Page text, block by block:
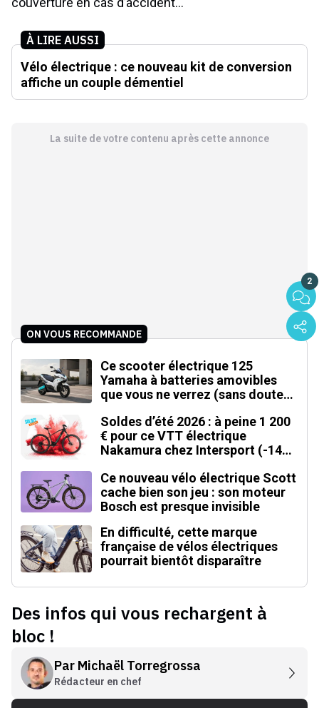
À LIRE AUSSI
Vélo électrique : ce nouveau kit de conversion
affiche un couple démentiel
La suite de votre contenu après cette annonce
2
ON VOUS RECOMMANDE
Ce scooter électrique 125
Yamaha à batteries amovibles
que vous ne verrez (sans doute)
Soldes d’été 2026 : à peine 1 200
€ pour ce VTT électrique
Nakamura chez Intersport (-14
Ce nouveau vélo électrique Scott
cache bien son jeu : son moteur
Bosch est presque invisible
En difficulté, cette marque
française de vélos électriques
pourrait bientôt disparaître
Des infos qui vous rechargent à
bloc !
Par Michaël Torregrossa
Rédacteur en chef